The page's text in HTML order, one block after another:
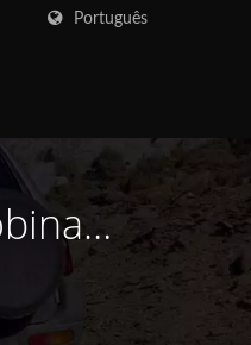
Português